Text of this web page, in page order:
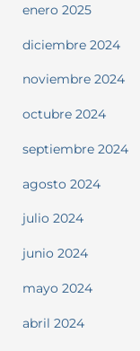
enero 2025
diciembre 2024
noviembre 2024
octubre 2024
septiembre 2024
agosto 2024
julio 2024
junio 2024
mayo 2024
abril 2024